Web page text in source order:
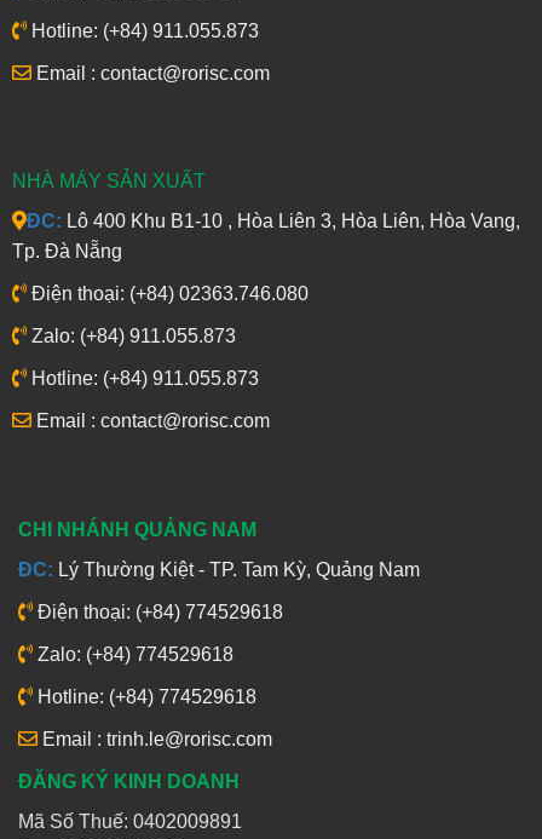
Hotline: (+84) 911.055.873
Email : contact@rorisc.com
NHÀ MÁY SẢN XUẤT
ĐC: Lô 400 Khu B1-10 , Hòa Liên 3, Hòa Liên, Hòa Vang,
Tp. Đà Nẵng
Điện thoại: (+84) 02363.746.080
Zalo: (+84) 911.055.873
Hotline: (+84) 911.055.873
Email : contact@rorisc.com
CHI NHÁNH QUẢNG NAM
ĐC: Lý Thường Kiệt - TP. Tam Kỳ, Quảng Nam
Điện thoại: (+84) 774529618
Zalo: (+84) 774529618
Hotline: (+84) 774529618
Email : trinh.le@rorisc.com
ĐĂNG KÝ KINH DOANH
Mã Số Thuế: 0402009891